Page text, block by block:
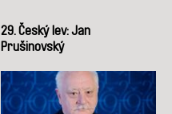
29. Český lev: Jan
Prušinovský